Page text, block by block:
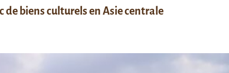
de biens culturels en Asie centrale